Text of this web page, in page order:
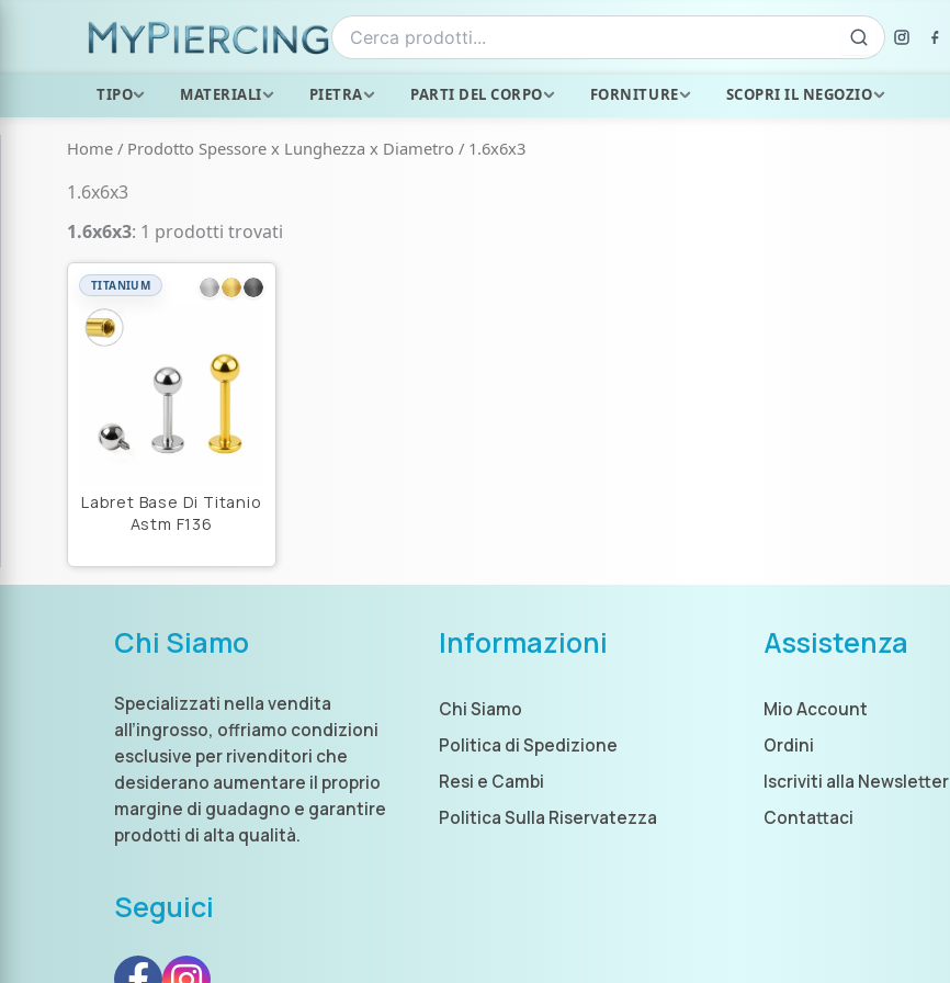
TIPO MATERIALI PIETRA PARTI DEL CORPO FORNITURE SCOPRI IL NEGOZIO
Home / Prodotto Spessore x Lunghezza x Diametro / 1.6x6x3
1.6x6x3
1.6x6x3: 1 prodotti trovati
TITANIUM
Labret Base Di Titanio
Astm F136
Chi Siamo
Specializzati nella vendita
all’ingrosso, offriamo condizioni
esclusive per rivenditori che
desiderano aumentare il proprio
margine di guadagno e garantire
prodotti di alta qualità.
Seguici
Informazioni
Chi Siamo
Politica di Spedizione
Resi e Cambi
Politica Sulla Riservatezza
Assistenza
Mio Account
Ordini
Iscriviti alla Newsletter
Contattaci